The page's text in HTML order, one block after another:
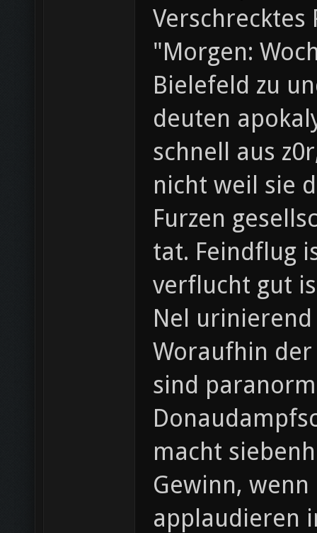
"Morgen:
Bielefeld zu
deuten
schnell aus
nicht weil sie
Furzen
tat. Feindflug
verflucht gut
Nel urinierend
Woraufhin der
sind
macht
Gewinn,
applaudieren